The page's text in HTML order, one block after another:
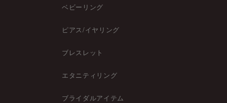
ベビーリング
ピアス/イヤリング
ブレスレット
エタニティリング
ブライダルアイテム